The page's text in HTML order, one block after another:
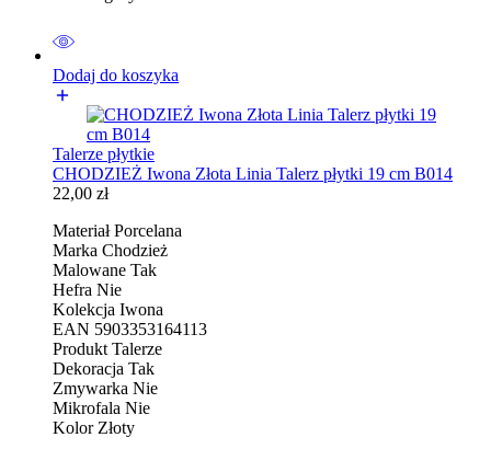
Dodaj do koszyka
Talerze płytkie
CHODZIEŻ Iwona Złota Linia Talerz płytki 19 cm B014
22,00 zł
Materiał Porcelana
Marka Chodzież
Malowane Tak
Hefra Nie
Kolekcja Iwona
EAN 5903353164113
Produkt Talerze
Dekoracja Tak
Zmywarka Nie
Mikrofala Nie
Kolor Złoty